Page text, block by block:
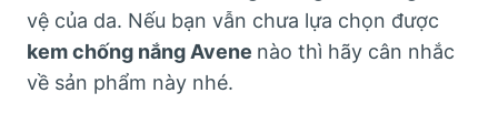
vệ của da. Nếu bạn vẫn chưa lựa chọn được
kem chống nắng Avene nào thì hãy cân nhắc
về sản phẩm này nhé.